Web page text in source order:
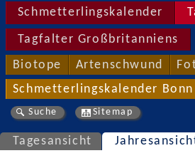
Schmetterlingskalender
Tagfalter Großbritanniens
Biotope Artenschwund
Schmetterlingskalender Bonn
Suche Sitemap
Tagesansicht